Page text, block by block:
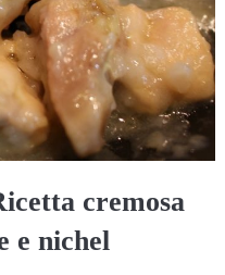
cremosa
e nichel